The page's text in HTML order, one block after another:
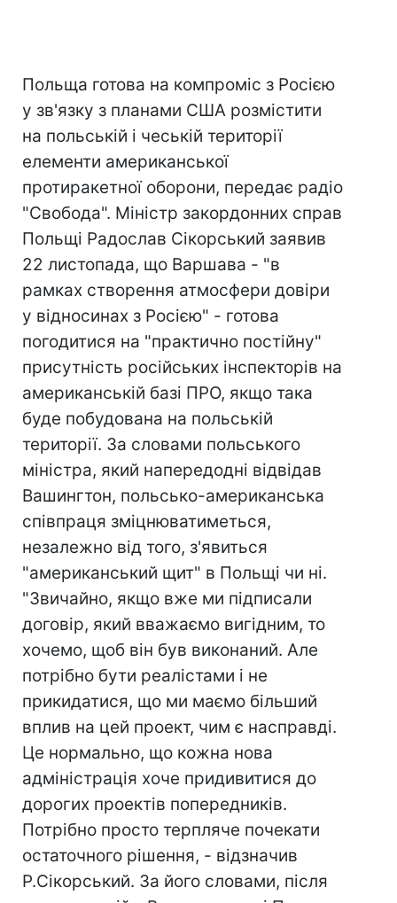
Польща готова на компроміс з Росією
у зв'язку з планами США розмістити
на польській і чеській території
елементи американської
протиракетної оборони, передає радіо
"Свобода". Міністр закордонних справ
Польщі Радослав Сікорський заявив
22 листопада, що Варшава - "в
рамках створення атмосфери довіри
у відносинах з Росією" - готова
погодитися на "практично постійну"
присутність російських інспекторів на
американській базі ПРО, якщо така
буде побудована на польській
території. За словами польського
міністра, який напередодні відвідав
Вашингтон, польсько-американська
співпраця зміцнюватиметься,
незалежно від того, з'явиться
"американський щит" в Польщі чи ні.
"Звичайно, якщо вже ми підписали
договір, який вважаємо вигідним, то
хочемо, щоб він був виконаний. Але
потрібно бути реалістами і не
прикидатися, що ми маємо більший
вплив на цей проект, чим є насправді.
Це нормально, що кожна нова
адміністрація хоче придивитися до
дорогих проектів попередників.
Потрібно просто терпляче почекати
остаточного рішення, - відзначив
Р.Сікорський. За його словами, після